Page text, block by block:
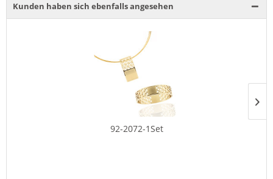
Kunden haben sich ebenfalls angesehen
92-2072-1Set